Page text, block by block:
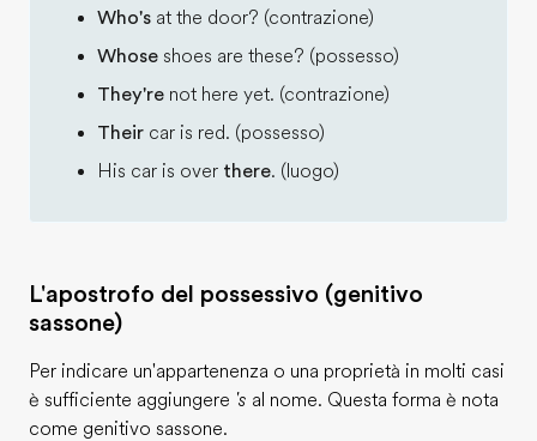
Who's at the door? (contrazione)
Whose shoes are these? (possesso)
They're not here yet. (contrazione)
Their car is red. (possesso)
His car is over there. (luogo)
L'apostrofo del possessivo (genitivo
sassone)
Per indicare un'appartenenza o una proprietà in molti casi
è sufficiente aggiungere 's al nome. Questa forma è nota
come genitivo sassone.